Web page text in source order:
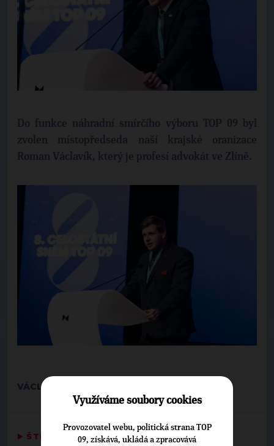
Do funkce náhradní smírčího výboru TOP 09 byl
zvolen místopředseda naší krajské oranizace
Roman Václavík, který je profesí advokát ve Zlíně.
VÁCLAV JANÍK. KRAJSKÝ MANAŽER
▶ ŠTÍTKY
Využíváme soubory cookies
Provozovatel webu, politická strana TOP
09, získává, ukládá a zpracovává